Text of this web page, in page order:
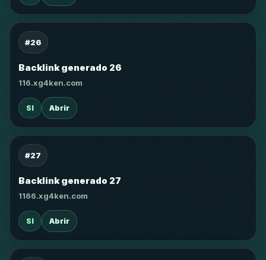
#26
Backlink generado 26
116.xg4ken.com
SI Abrir
#27
Backlink generado 27
1166.xg4ken.com
SI Abrir